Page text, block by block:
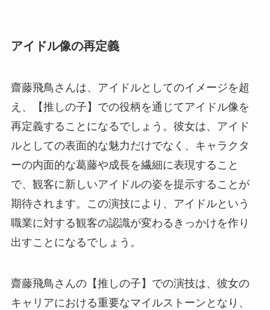
アイドル像の再定義
齋藤飛鳥さんは、アイドルとしてのイメージを超
え、【推しの子】での役柄を通じてアイドル像を
再定義することになるでしょう。彼女は、アイド
ルとしての表面的な魅力だけでなく、キャラクタ
ーの内面的な葛藤や成長を繊細に表現すること
で、観客に新しいアイドルの姿を提示することが
期待されます。この演技により、アイドルという
職業に対する観客の認識が変わるきっかけを作り
出すことになるでしょう。
齋藤飛鳥さんの【推しの子】での演技は、彼女の
キャリアにおける重要なマイルストーンとなり、